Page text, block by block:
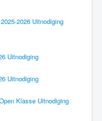
2026 Uitnodiging
Uitnodiging
Uitnodiging
Klasse Uitnodiging